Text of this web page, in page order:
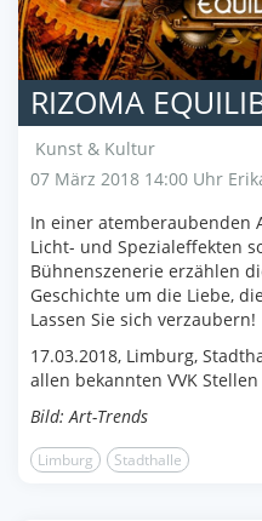
RIZOMA
Kunst & Kultur
07 März 2018 14:00 Uhr
In einer atemberaubenden
Licht- und Spezialeffekten
Bühnenszenerie erzählen
Geschichte um die Liebe,
Lassen Sie sich verzaubern!
17.03.2018, Limburg,
allen bekannten VVK
Bild: Art-Trends
Limburg Stadthalle